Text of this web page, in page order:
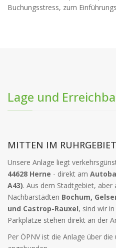
Buchungsstress, zum
Lage und
MITTEN IM RUHRGEBIET
Unsere Anlage liegt
44628 Herne - direkt am
A43). Aus dem Stadtgebiet, aber
Nachbarstädten Bochum,
und Castrop-Rauxel, sind wir
Parkplätze stehen direkt an der
Per ÖPNV ist die Anlage über